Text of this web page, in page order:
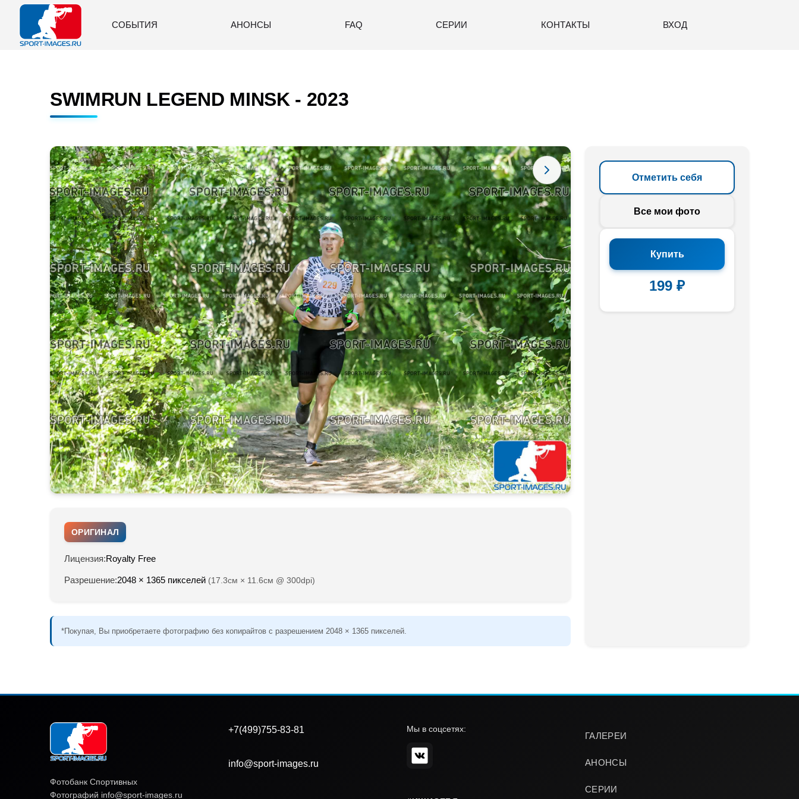
СОБЫТИЯ АНОНСЫ FAQ СЕРИИ КОНТАКТЫ ВХОД
SWIMRUN LEGEND MINSK - 2023
ОРИГИНАЛ
Лицензия:Royalty Free
Разрешение:2048 × 1365 пикселей (17.3см × 11.6см @ 300dpi)
*Покупая, Вы приобретаете фотографию без копирайтов с разрешением 2048 × 1365 пикселей.
Отметить себя
Все мои фото
Купить
199 ₽
Фотобанк Спортивных
Фотографий info@sport-images.ru
ГАЛЕРЕИ
АНОНСЫ
СЕРИИ
+7(499)755-83-81
info@sport-images.ru
Мы в соцсетях: